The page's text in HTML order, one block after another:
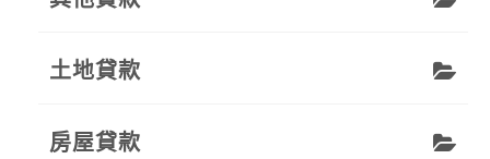
土地貸款
房屋貸款